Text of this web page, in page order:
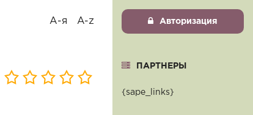
А-я A-z Авторизация
ПАРТНЕРЫ
{sape_links}